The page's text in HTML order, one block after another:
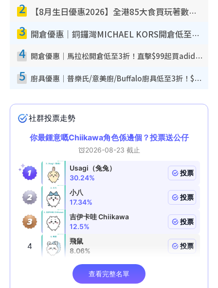
2 【8月生日優惠2026】全港85大食買玩著數攻略 自助餐/火鍋放題同行免費＋誠品/DONKI送現金券
3 開倉優惠｜銅鑼灣MICHAEL KORS開倉低至17折！直擊$500起買手袋/銀包/鞋款 必買經典Jet Set系列
4 開倉優惠｜馬拉松開倉低至3折！直擊$99起買adidas／New Balance／Puma鞋款 STANLEY保溫杯劈價至$119起
5 廚具優惠｜普樂氏/意美廚/Buffalo廚具低至3折！$89起買煎鍋／炒鑊／個人鍋 同場小家電激減至$99起